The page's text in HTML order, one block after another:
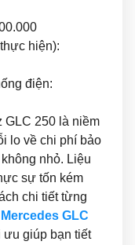
hiện):
điện:
GLC 250 là niềm
lo về chi phí bảo
nhỏ. Liệu
sự tốn kém
chi tiết từng
GLC
giúp bạn tiết